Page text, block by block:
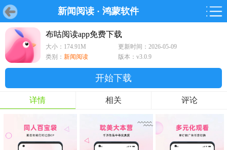
新闻阅读 · 鸿蒙软件
首页 游戏 软件 鸿蒙游戏
首页 游戏 软件 鸿蒙
游戏
鸿蒙
软件
专题
布咕阅读app免费下载
大小：174.91M
更新时间：2026-05-09
类别： 新闻阅读 版本：v3.0.9
开始下载
详情 相关 评论